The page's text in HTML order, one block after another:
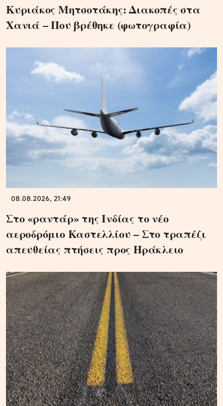
Κυριάκος Μητσοτάκης: Διακοπές στα
Χανιά – Που βρέθηκε (φωτογραφία)
08.08.2026, 21:49
Στο «ραντάρ» της Ινδίας το νέο
αεροδρόμιο Καστελλίου – Στο τραπέζι
απευθείας πτήσεις προς Ηράκλειο